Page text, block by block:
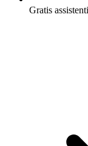
Gratis